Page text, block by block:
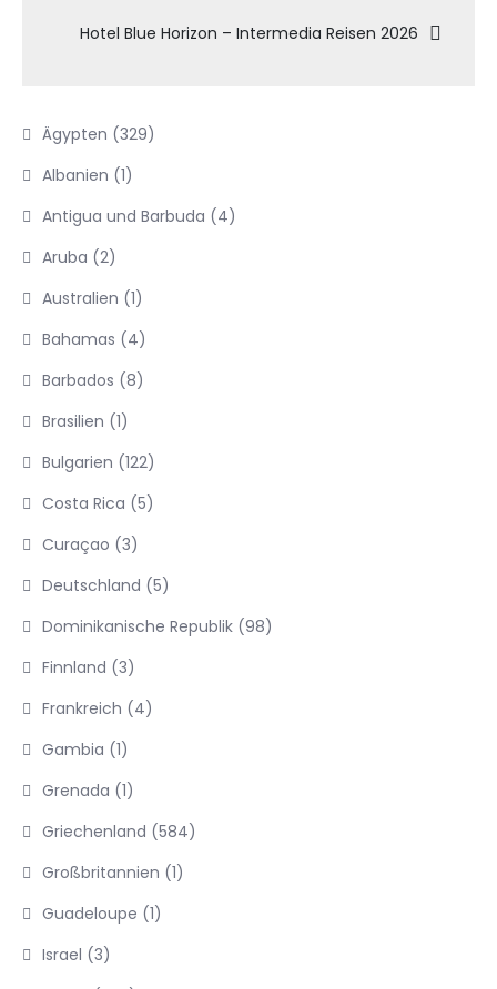
Hotel Blue Horizon – Intermedia Reisen 2026
Ägypten (329)
Albanien (1)
Antigua und Barbuda (4)
Aruba (2)
Australien (1)
Bahamas (4)
Barbados (8)
Brasilien (1)
Bulgarien (122)
Costa Rica (5)
Curaçao (3)
Deutschland (5)
Dominikanische Republik (98)
Finnland (3)
Frankreich (4)
Gambia (1)
Grenada (1)
Griechenland (584)
Großbritannien (1)
Guadeloupe (1)
Israel (3)